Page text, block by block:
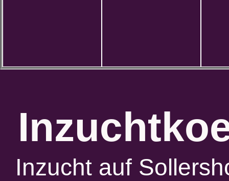
Inzucht auf